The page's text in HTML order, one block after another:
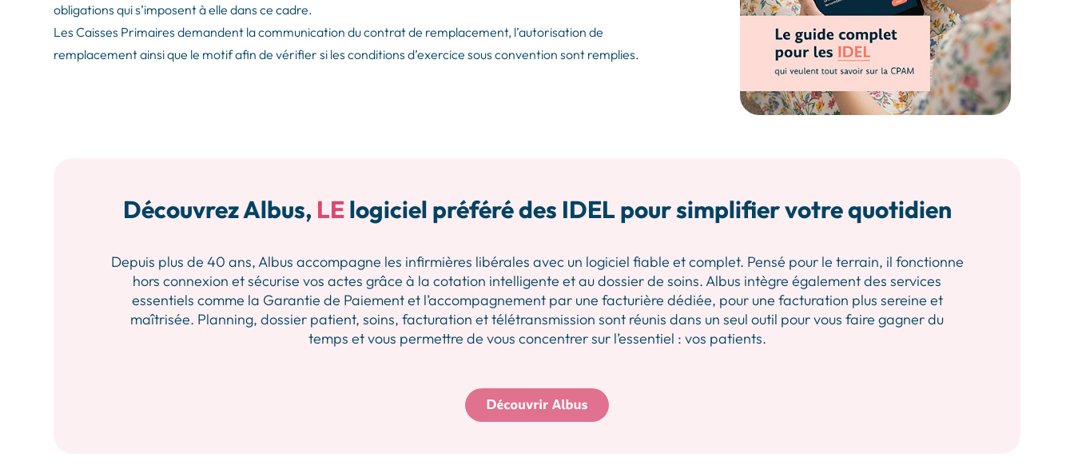
obligations qui s’imposent à elle dans ce cadre.
Les Caisses Primaires demandent la communication du contrat de remplacement, l’autorisation de
remplacement ainsi que le motif afin de vérifier si les conditions d’exercice sous convention sont remplies.
Découvrez Albus, LElogiciel préféré des IDEL pour simplifier votre quotidien
Depuis plus de 40 ans, Albus accompagne les infirmières libérales avec un logiciel fiable et complet. Pensé pour le terrain, il fonctionne
hors connexion et sécurise vos actes grâce à la cotation intelligente et au dossier de soins. Albus intègre également des services
essentiels comme la Garantie de Paiement et l’accompagnement par une facturière dédiée, pour une facturation plus sereine et
maîtrisée. Planning, dossier patient, soins, facturation et télétransmission sont réunis dans un seul outil pour vous faire gagner du
temps et vous permettre de vous concentrer sur l’essentiel : vos patients.